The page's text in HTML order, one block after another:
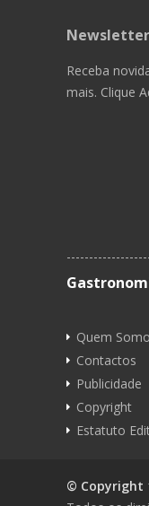
Newsletter
Receba
mais. Clique
Quem
Contactos
Publicidade
Copyright
Estatuto
© Copyright